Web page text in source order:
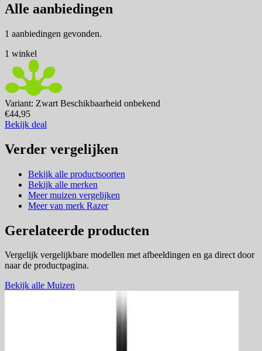
Alle aanbiedingen
1 aanbiedingen gevonden.
1 winkel
Variant: Zwart Beschikbaarheid onbekend
€44,95
Bekijk deal
Verder vergelijken
Bekijk alle productsoorten
Bekijk alle merken
Meer muizen vergelijken
Meer van merk Razer
Gerelateerde producten
Vergelijk vergelijkbare modellen met afbeeldingen en ga direct door
naar de productpagina.
Bekijk alle Muizen